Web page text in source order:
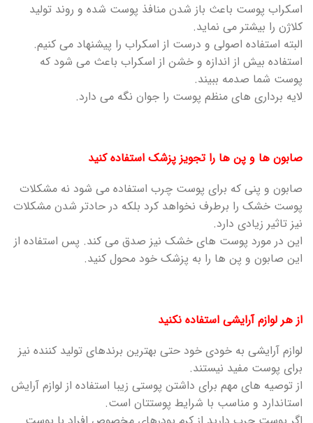
اسکراب پوست باعث باز شدن منافذ پوست شده و روند تولید
کلاژن را بیشتر می نماید.
البته استفاده اصولی و درست از اسکراب را پیشنهاد می کنیم.
استفاده بیش از اندازه و خشن از اسکراب باعث می شود که
پوست شما صدمه ببیند.
لایه برداری های منظم پوست را جوان نگه می دارد.
صابون ها و پن ها را تجویز پزشک استفاده کنید
صابون و پنی که برای پوست چرب استفاده می شود نه مشکلات
پوست خشک را برطرف نخواهد کرد بلکه در حادتر شدن مشکلات
نیز تاثیر زیادی دارد.
این در مورد پوست های خشک نیز صدق می کند. پس استفاده از
این صابون و پن ها را به پزشک خود محول کنید.
از هر لوازم آرایشی استفاده نکنید
لوازم آرایشی به خودی خود حتی بهترین برندهای تولید کننده نیز
برای پوست مفید نیستند.
از توصیه های مهم برای داشتن پوستی زیبا استفاده از لوازم آرایش
استاندارد و مناسب با شرایط پوستتان است.